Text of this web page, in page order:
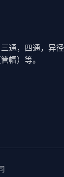
通，四通，异径
帽）等。